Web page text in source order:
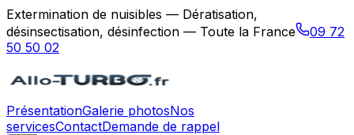
Extermination de nuisibles — Dératisation,
désinsectisation, désinfection — Toute la France
09 72
50 50 02
PrésentationGalerie photosNos
servicesContactDemande de rappel